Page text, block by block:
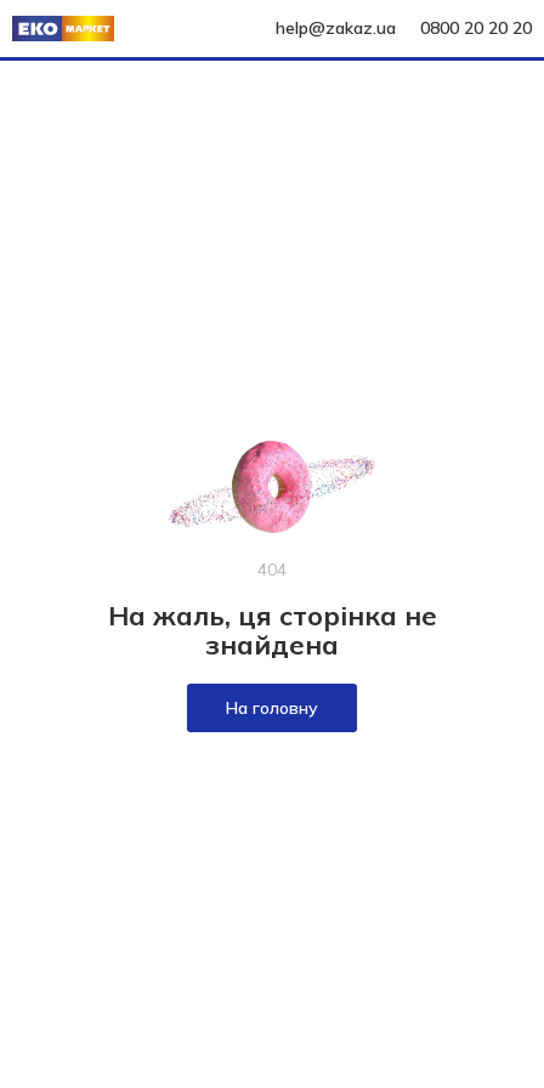
help@zakaz.ua 0800 20 20 20
404
На жаль, ця сторінка не
знайдена
На головну